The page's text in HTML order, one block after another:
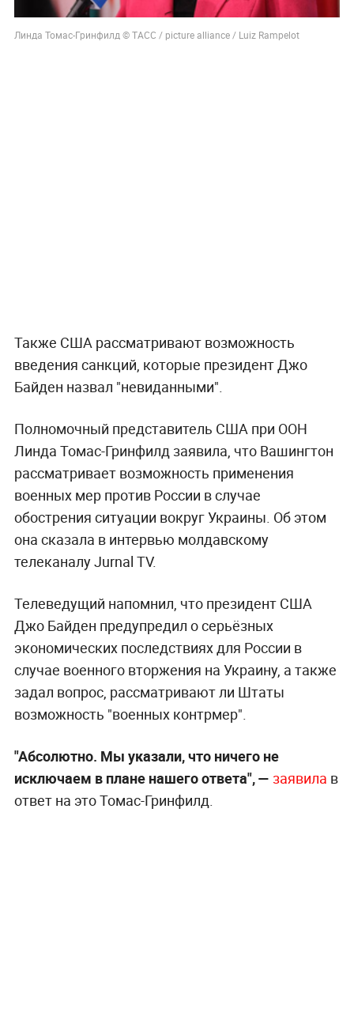
Линда Томас-Гринфилд © ТАСС / picture alliance / Luiz Rampelot
Также США рассматривают возможность
введения санкций, которые президент Джо
Байден назвал "невиданными".
Полномочный представитель США при ООН
Линда Томас-Гринфилд заявила, что Вашингтон
рассматривает возможность применения
военных мер против России в случае
обострения ситуации вокруг Украины. Об этом
она сказала в интервью молдавскому
телеканалу Jurnal TV.
Телеведущий напомнил, что президент США
Джо Байден предупредил о серьёзных
экономических последствиях для России в
случае военного вторжения на Украину, а также
задал вопрос, рассматривают ли Штаты
возможность "военных контрмер".
"Абсолютно. Мы указали, что ничего не
исключаем в плане нашего ответа", — заявила в
ответ на это Томас-Гринфилд.